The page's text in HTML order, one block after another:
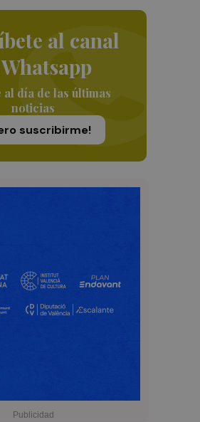
al canal
al día de las últimas
noticias
suscribirme!